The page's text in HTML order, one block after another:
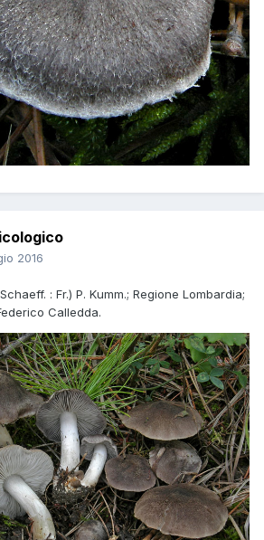
2016
: Fr.) P. Kumm.; Regione Lombardia;
Calledda.